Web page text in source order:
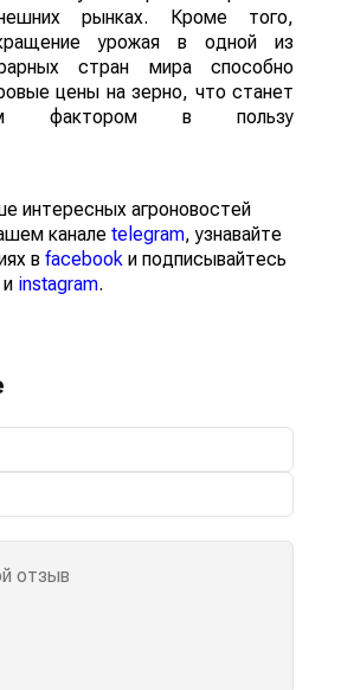
рынках. Кроме того,
урожая в одной из
стран мира способно
цены на зерно, что станет
фактором в пользу
интересных агроновостей
канале telegram, узнавайте
в facebook и подписывайтесь
и instagram.